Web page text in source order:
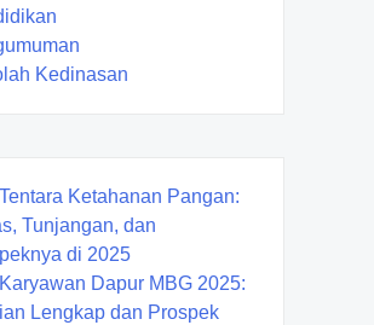
Kedinasan
Ketahanan Pangan:
Tunjangan, dan
di 2025
Dapur MBG 2025:
Lengkap dan Prospek